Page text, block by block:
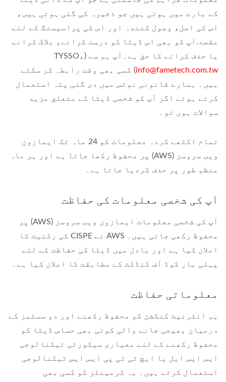
کے بارے میں ہوتی ہیں جو ذخیرہ کی گئی ہوتی ہیں،
اس کی اصل، وصول کنندہ اور اس کی پراسیسنگ کے لئے
مقصد.آپ کو بھی اس ڈیٹا کو درست کرانے، بلاک کرانے
یا حذف کرانے کا حق ہے۔آپ ہم سے (TYSSO،
info@fametech.com.tw) کسی بھی وقت رابطہ کر سکتے
ہیں۔ ہمارے قانونی نوٹس میں دی گئی پتہ استعمال
کرتے ہوئے اگر آپ کو شخصی ڈیٹا کے متعلق مزید
سوالات ہوں تو۔
تمام اکٹھے کردہ معلومات کو 24 ماہ تک ایمازون
ویب سروسز (AWS) پر محفوظ رکھا جاتا ہے اور ہر ماہ
منظم طور پر حذف کردیا جاتا ہے۔
آپ کی شخصی معلومات کی حفاظت
آپ کی شخصی معلومات ایمازون ویب سروسز (AWS) پر
محفوظ رکھی جاتی ہیں۔ AWS نے CISPE کی رکنیت کا
اعلان کیا ہے اور بادل میں ڈیٹا کی حفاظت کے لئے
پہلی بار کوڈ آف کنڈکٹ کے مطابقت کا اعلان کیا ہے۔
معلوماتی حفاظت
ہم انٹرنیٹ کنکشن کو محفوظ رکھنے اور دو سسٹمز کے
درمیان بھیجی جانے والی کوئی بھی حساس ڈیٹا کو
محفوظ رکھنے کے لئے معیاری سیکورٹی ٹیکنالوجی
ایس ایس ایل یا ایچ ٹی ٹی پی ایس ایس ٹیکنالوجی
استعمال کرتے ہیں۔ یہ کرمینلز کو کسی بھی